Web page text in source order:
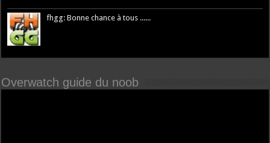
fhgg: Bonne chance à tous ......
Overwatch guide du noob